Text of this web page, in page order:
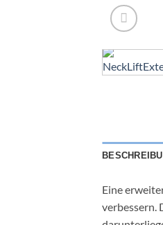
Eine
verbessern.